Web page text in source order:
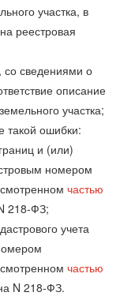
участка, в
реестровая
со сведениями о
описание
участка;
такой ошибки:
и (или)
номером
частью
218-ФЗ;
учета
частью
N 218-ФЗ.